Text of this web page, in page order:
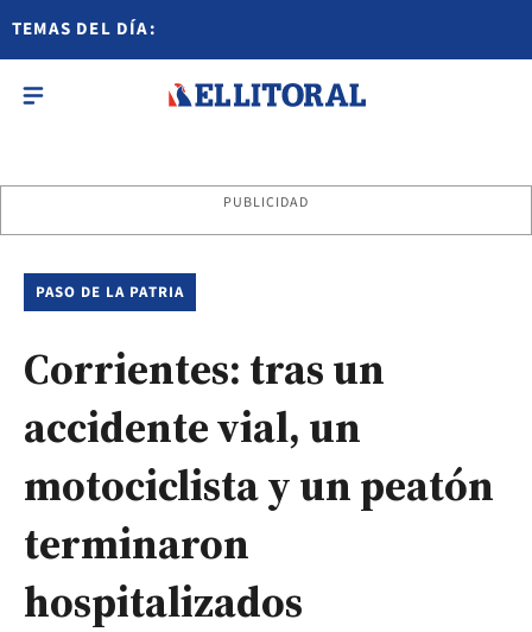
TEMAS DEL DÍA:
PUBLICIDAD
PASO DE LA PATRIA
Corrientes: tras un
accidente vial, un
motociclista y un peatón
terminaron
hospitalizados